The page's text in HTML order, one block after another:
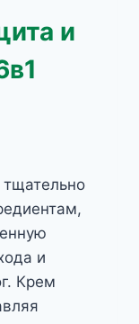
и
тщательно
и
Крем